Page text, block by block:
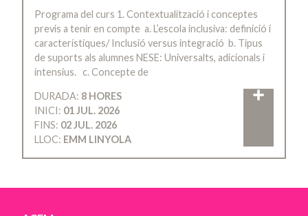
Programa del curs 1. Contextualització i conceptes
previs a tenir en compte a. L’escola inclusiva: definició i
característiques/ Inclusió versus integració b. Tipus
de suports als alumnes NESE: Universalts, adicionals i
intensius. c. Concepte de
DURADA: 8 HORES
INICI: 01 JUL. 2026
FINS: 02 JUL. 2026
LLOC: EMM LINYOLA